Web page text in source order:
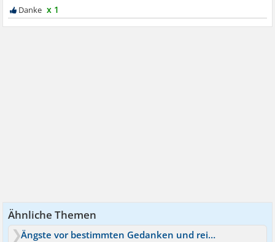
x 1
Ähnliche Themen
Ängste vor bestimmten Gedanken und reinsteigern